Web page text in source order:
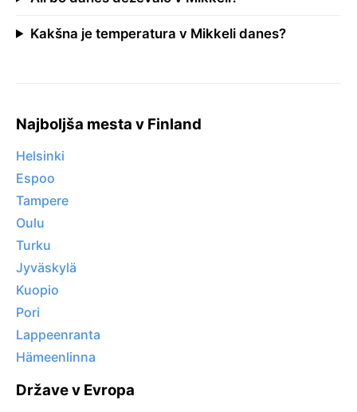
Kakšna je temperatura v Mikkeli danes?
Najboljša mesta v Finland
Helsinki
Espoo
Tampere
Oulu
Turku
Jyväskylä
Kuopio
Pori
Lappeenranta
Hämeenlinna
Države v Evropa